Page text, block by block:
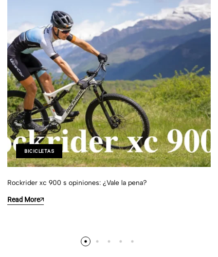
BICICLETAS
Rockrider xc 900 s opiniones: ¿Vale la pena?
Read More